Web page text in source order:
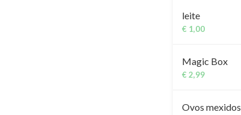
leite
€ 1,00
Magic Box
€ 2,99
Ovos mexidos